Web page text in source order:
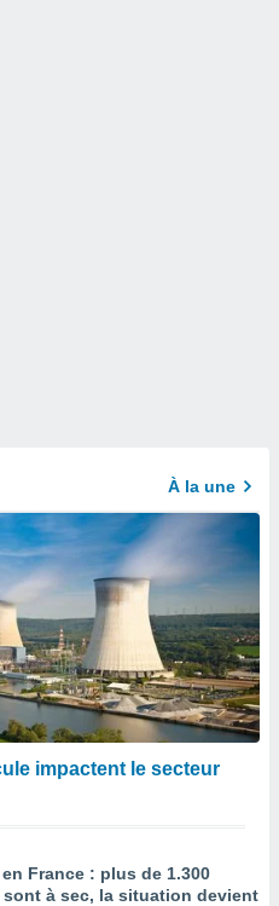
À la une
impactent le secteur
France : plus de 1.300
à sec, la situation devient